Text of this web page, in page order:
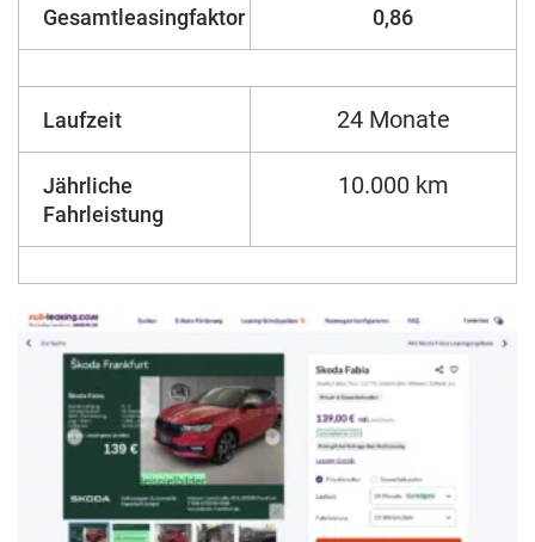
Gesamtleasingfaktor 0,86
Laufzeit 24 Monate
Jährliche
Fahrleistung
10.000 km